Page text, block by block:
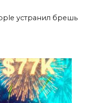
устранил брешь